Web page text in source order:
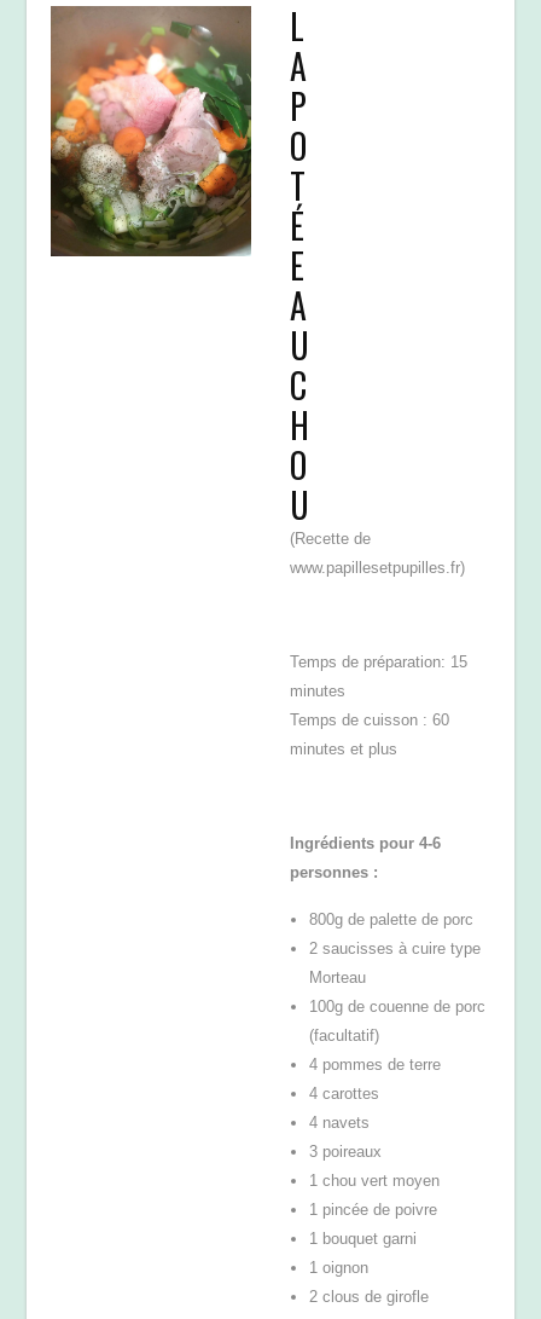
L
A
P
O
T
É
E
A
U
C
H
O
U
(Recette de
www.papillesetpupilles.fr)
Temps de préparation: 15
minutes
Temps de cuisson : 60
minutes et plus
Ingrédients pour 4-6
personnes :
800g de palette de porc
2 saucisses à cuire type
Morteau
100g de couenne de porc
(facultatif)
4 pommes de terre
4 carottes
4 navets
3 poireaux
1 chou vert moyen
1 pincée de poivre
1 bouquet garni
1 oignon
2 clous de girofle